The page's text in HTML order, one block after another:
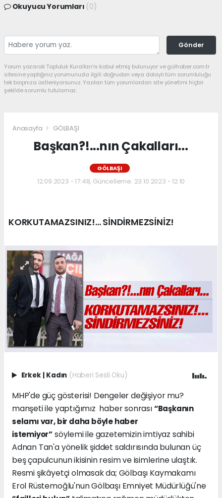
Okuyucu Yorumları (0)
Gönder
Yorum yazarak Topluluk Kuralları’nı kabul etmiş bulunuyor ve golhaber.com.tr
sitesine yaptığınız yorumunuzla ilgili doğrudan veya dolaylı tüm sorumluluğu
tek başınıza üstleniyorsunuz. Yazılan tüm yorumlardan site yönetimi hiçbir
şekilde sorumlu tutulamaz.
Anasayfa GÖLBAŞI
Başkan?!...nın Çakalları...
GÖLBAŞI
12.09.2023 - 17:48, Güncelleme: 23.10.2023 - 12:10
KORKUTAMAZSINIZ!... SİNDİRMEZSİNİZ!
Erkek | Kadın (Haberi Sesli Oku)
MHP'de güç gösterisi! Dengeler değişiyor mu?
manşeti ile yaptığımız haber sonrası“Başkanın
selamı var, bir daha böyle haber
istemiyor”söylemi ile gazetemizin imtiyaz sahibi
Adnan Tan'a yönelik şiddet saldırısında bulunan üç
beş çapulcunun ikisinin resim ve isimlerine ulaştık.
Resmi şikâyetçi olmasak da; Gölbaşı Kaymakamı
Erol Rüstemoğlu'nun Gölbaşı Emniyet Müdürlüğü'ne